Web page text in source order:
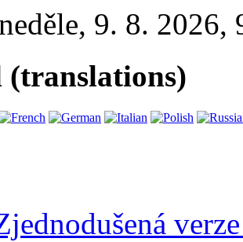
, 9. 8. 2026,
(translations)